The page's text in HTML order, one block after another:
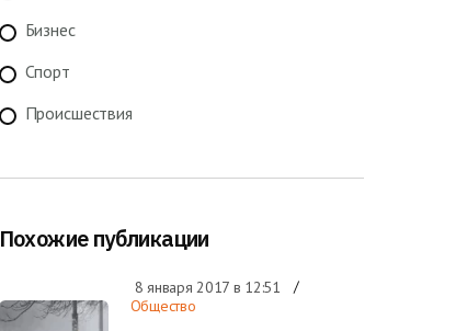
Бизнес
Спорт
Происшествия
Похожие публикации
8 января 2017 в 12:51
Общество